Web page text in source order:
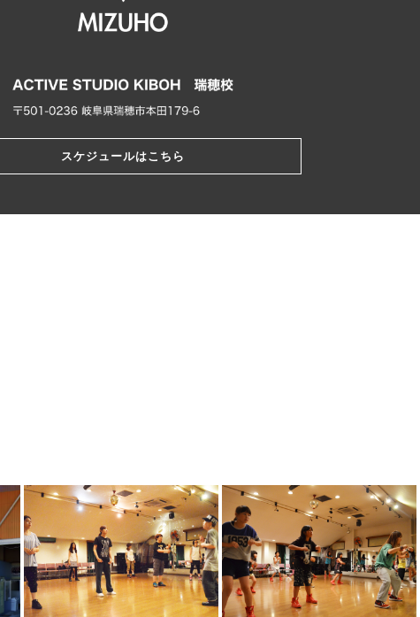
スケジュールはこちら